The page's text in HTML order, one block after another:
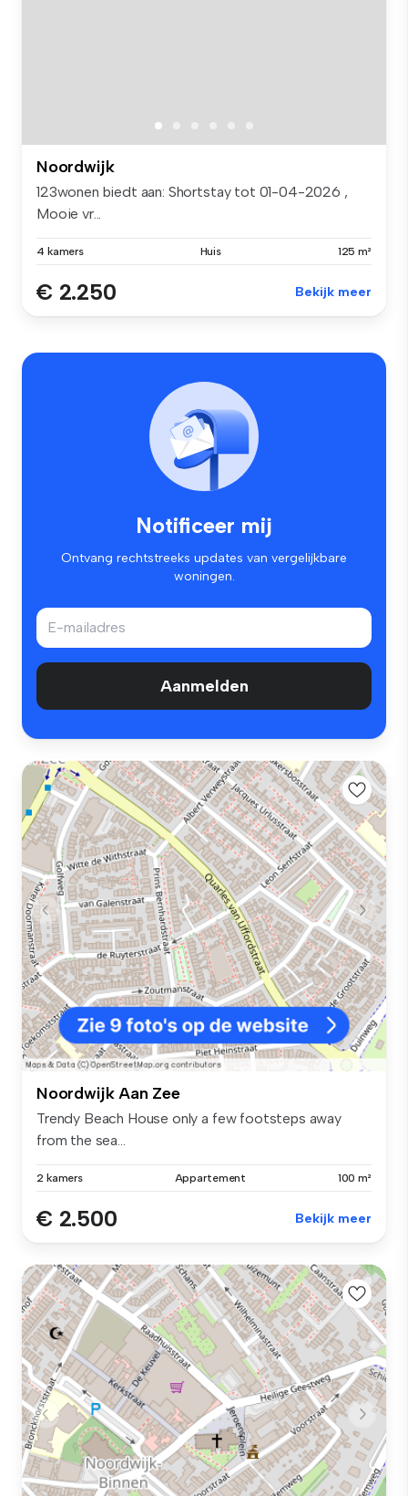
Noordwijk
123wonen biedt aan: Shortstay tot 01-04-2026 ,
Mooie vr...
4 kamers Huis 125 m²
€ 2.250 Bekijk meer
Notificeer mij
Ontvang rechtstreeks updates van vergelijkbare
woningen.
Aanmelden
Noordwijk Aan Zee
Trendy Beach House only a few footsteps away
from the sea...
2 kamers Appartement 100 m²
€ 2.500 Bekijk meer